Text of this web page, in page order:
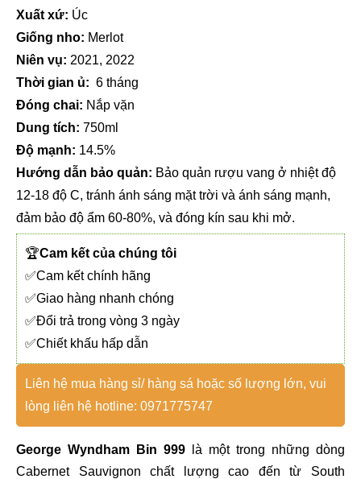
Xuất xứ: Úc
Giống nho: Merlot
Niên vụ: 2021, 2022
Thời gian ủ: 6 tháng
Đóng chai: Nắp vặn
Dung tích: 750ml
Độ mạnh: 14.5%
Hướng dẫn bảo quản: Bảo quản rượu vang ở nhiệt độ
12-18 độ C, tránh ánh sáng mặt trời và ánh sáng mạnh,
đảm bảo độ ẩm 60-80%, và đóng kín sau khi mở.
🏆Cam kết của chúng tôi
✅Cam kết chính hãng
✅Giao hàng nhanh chóng
✅Đổi trả trong vòng 3 ngày
✅Chiết khấu hấp dẫn
Liên hệ mua hàng sỉ/ hàng sá hoặc số lượng lớn, vui
lòng liên hệ hotline: 0971775747
George Wyndham Bin 999 là một trong những dòng
Cabernet Sauvignon chất lượng cao đến từ South